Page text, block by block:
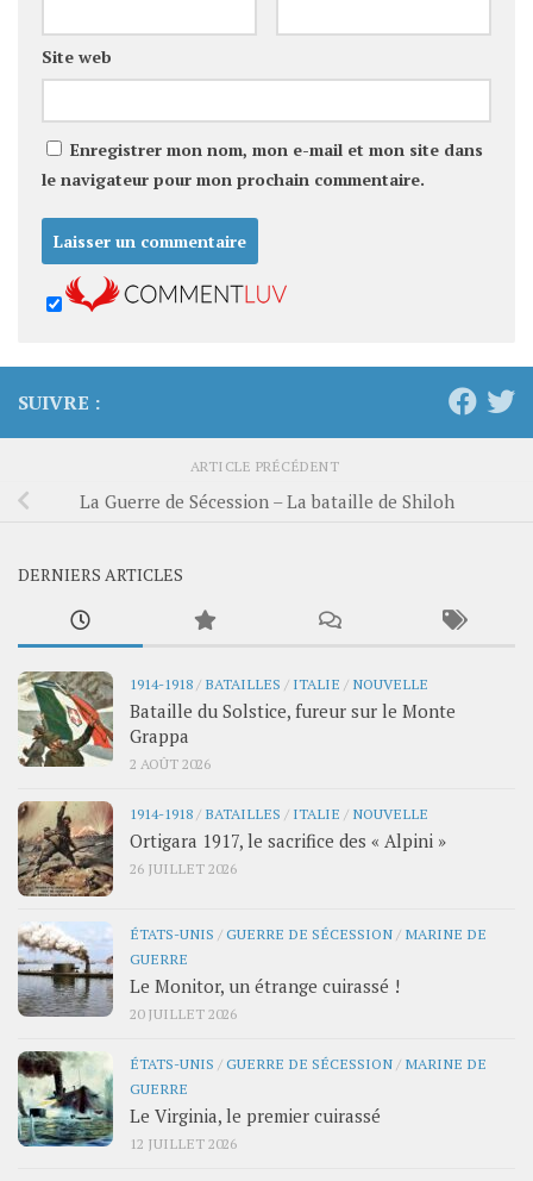
Site web
Enregistrer mon nom, mon e-mail et mon site dans
le navigateur pour mon prochain commentaire.
SUIVRE :
ARTICLE PRÉCÉDENT
La Guerre de Sécession – La bataille de Shiloh
DERNIERS ARTICLES
1914-1918 / BATAILLES / ITALIE / NOUVELLE
Bataille du Solstice, fureur sur le Monte
Grappa
2 AOÛT 2026
1914-1918 / BATAILLES / ITALIE / NOUVELLE
Ortigara 1917, le sacrifice des « Alpini »
26 JUILLET 2026
ÉTATS-UNIS /GUERRE DE SÉCESSION / MARINE DE
GUERRE
Le Monitor, un étrange cuirassé !
20 JUILLET 2026
ÉTATS-UNIS /GUERRE DE SÉCESSION / MARINE DE
GUERRE
Le Virginia, le premier cuirassé
12 JUILLET 2026